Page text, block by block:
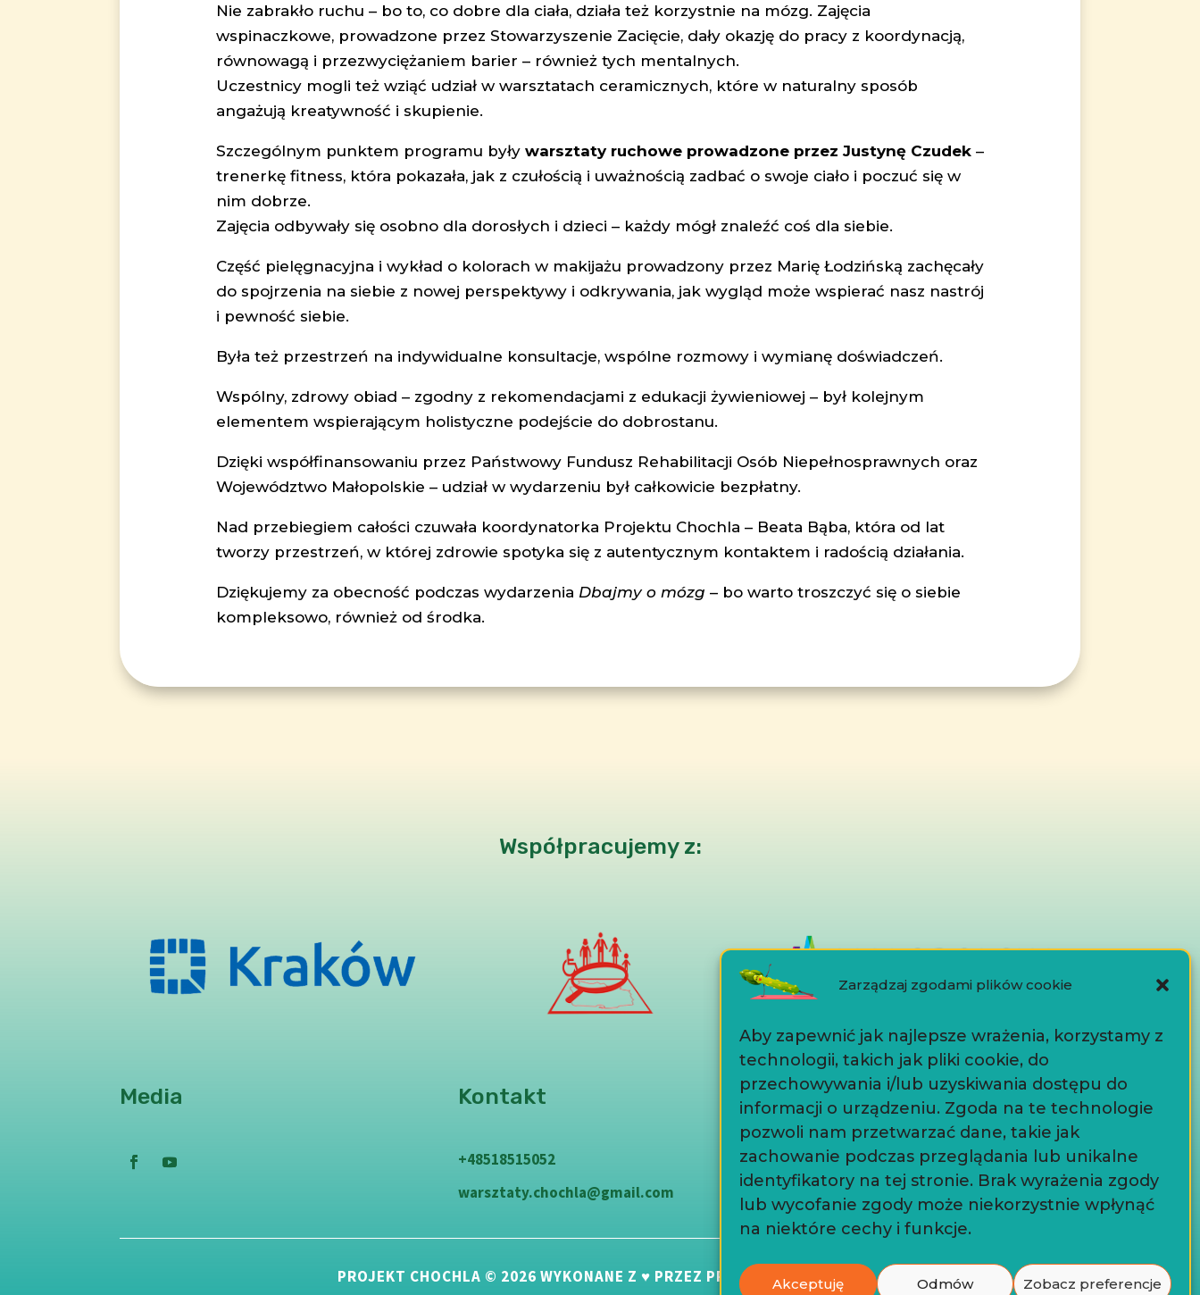
Zarządzaj zgodami plików cookie
Aby zapewnić jak najlepsze wrażenia, korzystamy z
technologii, takich jak pliki cookie, do
przechowywania i/lub uzyskiwania dostępu do
informacji o urządzeniu. Zgoda na te technologie
pozwoli nam przetwarzać dane, takie jak
zachowanie podczas przeglądania lub unikalne
identyfikatory na tej stronie. Brak wyrażenia zgody
lub wycofanie zgody może niekorzystnie wpłynąć
na niektóre cechy i funkcje.
Akceptuję Odmów Zobacz preferencje
Nie zabrakło ruchu – bo to, co dobre dla ciała, działa też korzystnie na mózg. Zajęcia
wspinaczkowe, prowadzone przez Stowarzyszenie Zacięcie, dały okazję do pracy z koordynacją,
równowagą i przezwyciężaniem barier – również tych mentalnych.
Uczestnicy mogli też wziąć udział w warsztatach ceramicznych, które w naturalny sposób
angażują kreatywność i skupienie.
Szczególnym punktem programu były warsztaty ruchowe prowadzone przez Justynę Czudek–
trenerkę fitness, która pokazała, jak z czułością i uważnością zadbać o swoje ciało i poczuć się w
nim dobrze.
Zajęcia odbywały się osobno dla dorosłych i dzieci – każdy mógł znaleźć coś dla siebie.
Część pielęgnacyjna i wykład o kolorach w makijażu prowadzony przez Marię Łodzińską zachęcały
do spojrzenia na siebie z nowej perspektywy i odkrywania, jak wygląd może wspierać nasz nastrój
i pewność siebie.
Była też przestrzeń na indywidualne konsultacje, wspólne rozmowy i wymianę doświadczeń.
Wspólny, zdrowy obiad – zgodny z rekomendacjami z edukacji żywieniowej – był kolejnym
elementem wspierającym holistyczne podejście do dobrostanu.
Dzięki współfinansowaniu przez Państwowy Fundusz Rehabilitacji Osób Niepełnosprawnych oraz
Województwo Małopolskie – udział w wydarzeniu był całkowicie bezpłatny.
Nad przebiegiem całości czuwała koordynatorka Projektu Chochla – Beata Bąba, która od lat
tworzy przestrzeń, w której zdrowie spotyka się z autentycznym kontaktem i radością działania.
Dziękujemy za obecność podczas wydarzenia Dbajmy o mózg – bo warto troszczyć się o siebie
kompleksowo, również od środka.
Współpracujemy z:
Media Kontakt
+48518515052
warsztaty.chochla@gmail.com
Dokumenty
Polityka prywatności
Współpraca
PROJEKT CHOCHLA © 2026 WYKONANE Z ♥ PRZEZ PROJEKTNANOVO.PL